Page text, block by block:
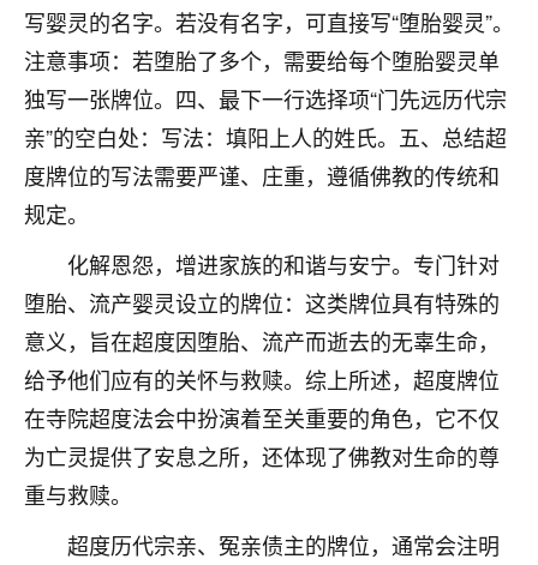
写婴灵的名字。若没有名字，可直接写“堕胎婴灵”。
注意事项：若堕胎了多个，需要给每个堕胎婴灵单
独写一张牌位。四、最下一行选择项“门先远历代宗
亲”的空白处：写法：填阳上人的姓氏。五、总结超
度牌位的写法需要严谨、庄重，遵循佛教的传统和
规定。
化解恩怨，增进家族的和谐与安宁。专门针对
堕胎、流产婴灵设立的牌位：这类牌位具有特殊的
意义，旨在超度因堕胎、流产而逝去的无辜生命，
给予他们应有的关怀与救赎。综上所述，超度牌位
在寺院超度法会中扮演着至关重要的角色，它不仅
为亡灵提供了安息之所，还体现了佛教对生命的尊
重与救赎。
超度历代宗亲、冤亲债主的牌位，通常会注明
青春168
我也想要，我也想要！
2天前 来自山西 15
Jessica李
老师做不做超度法事？我想给我奶奶做超度，她今年
七零老顽童：我母亲前年离世，刚开始我经常
做梦梦见她，后来也是朋友介绍，找到慧来老
师，安排了超度法事，做梦再也没有梦到过
了，一开始是半信半疑的，图个心安，给亡母
超度，现在看来，人不信也不行。
2天前 来自云南 11
优秀的张同学
2天前 来自山西 15